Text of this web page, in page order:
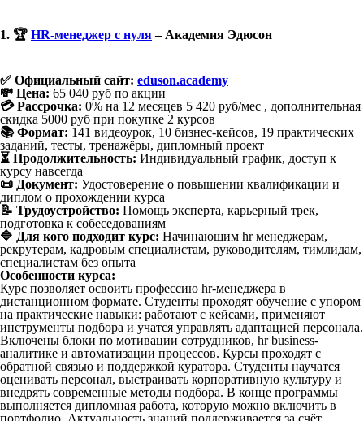
1. 🏆 HR-менеджер с нуля– Академия Эдюсон
✅ Официальный сайт: eduson.academy
💸 Цена: 65 040 руб по акции
💳 Рассрочка: 0% на 12 месяцев 5 420 руб/мес , дополнительная
скидка 5000 руб при покупке 2 курсов
📚 Формат: 141 видеоурок, 10 бизнес-кейсов, 19 практических
заданий, тесты, тренажёры, дипломный проект
⏳ Продолжительность: Индивидуальный график, доступ к
курсу навсегда
📜 Документ: Удостоверение о повышении квалификации и
диплом о прохождении курса
📝 Трудоустройство: Помощь эксперта, карьерный трек,
подготовка к собеседованиям
🔷 Для кого подходит курс: Начинающим hr менеджерам,
рекрутерам, кадровым специалистам, руководителям, тимлидам,
специалистам без опыта
Особенности курса:
Курс позволяет освоить профессию hr-менеджера в
дистанционном формате. Студенты проходят обучение с упором
на практические навыки: работают с кейсами, применяют
инструменты подбора и учатся управлять адаптацией персонала.
Включены блоки по мотивации сотрудников, hr business-
аналитике и автоматизации процессов. Курсы проходят с
обратной связью и поддержкой куратора. Студенты научатся
оценивать персонал, выстраивать корпоративную культуру и
внедрять современные методы подбора. В конце программы
выполняется дипломная работа, которую можно включить в
портфолио. Актуальность знаний поддерживается за счёт